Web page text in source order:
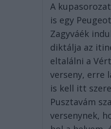
A
is egy
Zagyváék
diktálja az
eltalálni a
verseny, erre
is kell itt
Pusztavám
versenynek,